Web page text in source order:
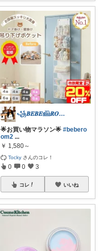
꧁𝑩𝑬𝑩𝑬𓊝𝑹𝑶𝑶𝑴꧂
🌟お買い物マラソン🌟 #bebero
om2 ...
￥ 1,580～
Tocky さんのコレ！
0 0 3
コレ いいね